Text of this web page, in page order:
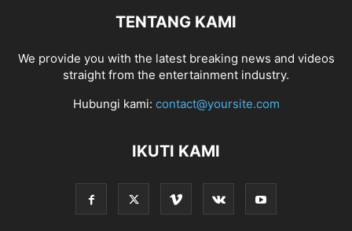
TENTANG KAMI
We provide you with the latest breaking news and videos
straight from the entertainment industry.
Hubungi kami: contact@yoursite.com
IKUTI KAMI